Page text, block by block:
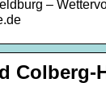
–
Colberg-